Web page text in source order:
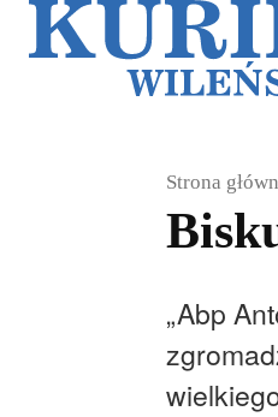
Strona
„Abp